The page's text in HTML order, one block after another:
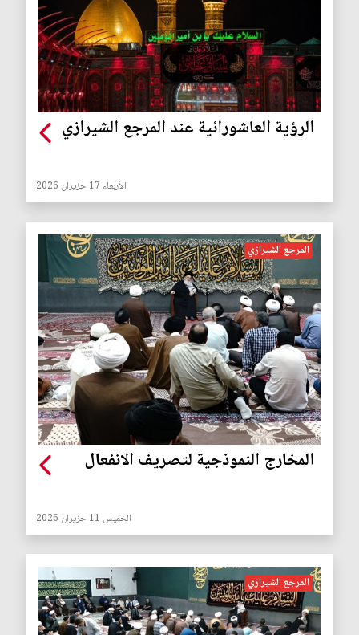
الرؤية العاشورائية عند المرجع الشيرازي
الأربعاء 17 حزيران 2026
المرجع الشيرازي
المخارج النموذجية لتصريف الانفعال
الخميس 11 حزيران 2026
المرجع الشيرازي